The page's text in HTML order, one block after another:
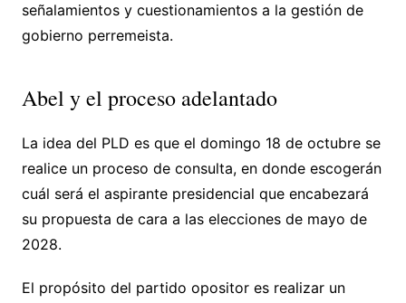
señalamientos y cuestionamientos a la gestión de
gobierno perremeista.
Abel y el proceso adelantado
La idea del PLD es que el domingo 18 de octubre se
realice un proceso de consulta, en donde escogerán
cuál será el aspirante presidencial que encabezará
su propuesta de cara a las elecciones de mayo de
2028.
El propósito del partido opositor es realizar un